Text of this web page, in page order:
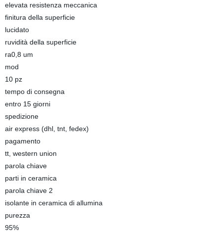
elevata resistenza meccanica
finitura della superficie
lucidato
ruvidità della superficie
ra0,8 um
mod
10 pz
tempo di consegna
entro 15 giorni
spedizione
air express (dhl, tnt, fedex)
pagamento
tt, western union
parola chiave
parti in ceramica
parola chiave 2
isolante in ceramica di allumina
purezza
95%